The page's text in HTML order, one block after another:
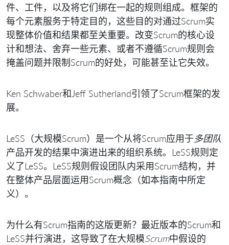
件、工件，以及将它们绑在一起的规则组成。框架的
每个元素服务于特定目的，这些目的对通过Scrum实
现整体价值和结果都至关重要。改变Scrum的核心设
计和想法、舍弃一些元素、或者不遵循Scrum规则会
掩盖问题并限制Scrum的好处，可能甚至让它失效。
Ken Schwaber和Jeff Sutherland引领了Scrum框架的发
展。
LeSS（大规模Scrum）是一个从将Scrum应用于多团队
产品开发的结果中演进出来的组织系统。LeSS规则定
义了LeSS。LeSS规则假设团队内采用Scrum结构，并
在整体产品层面运用Scrum概念（如本指南中所定
义）。
为什么有Scrum指南的这版更新？最近版本的Scrum和
LeSS并行演进，这导致了在大规模Scrum中假设的